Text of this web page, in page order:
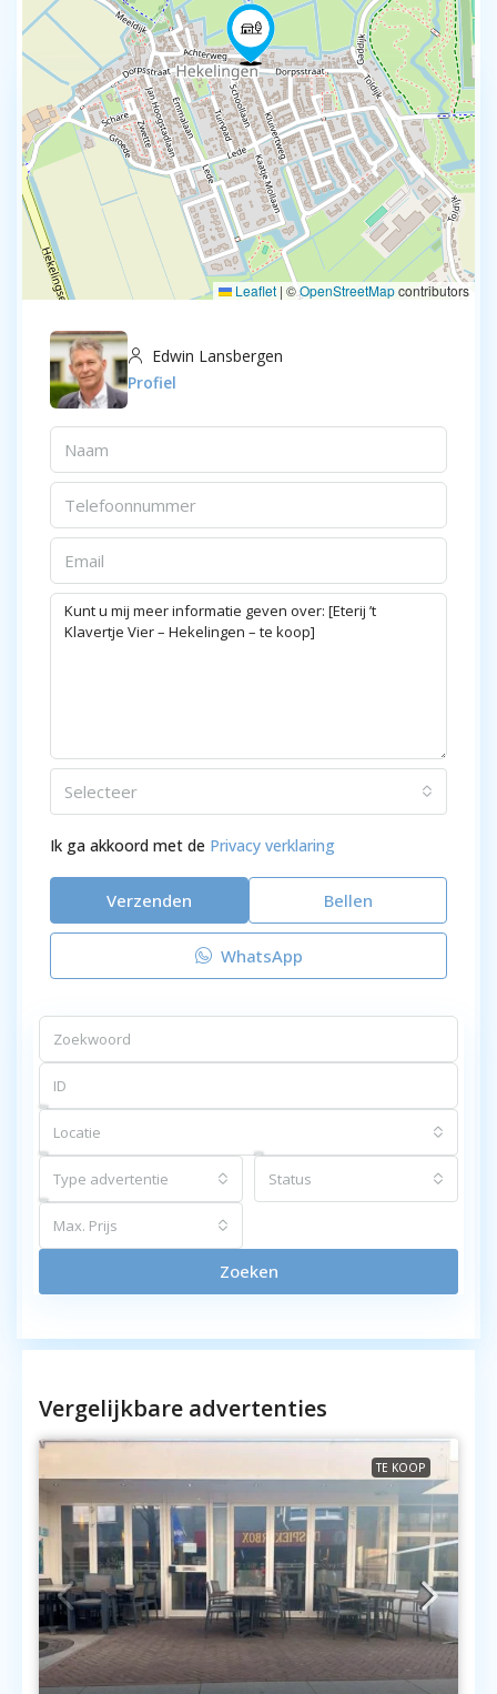
Leaflet | ©OpenStreetMapcontributors
Edwin Lansbergen
Profiel
Selecteer
Ik ga akkoord met de Privacy verklaring
Verzenden Bellen
WhatsApp
Locatie
Type advertentie Status
Max. Prijs
Zoeken
Vergelijkbare advertenties
TE KOOP